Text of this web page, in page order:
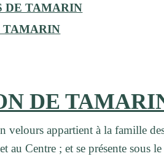
DE TAMARIN
TAMARIN
DE
velours appartient à la famille
au Centre ; et se présente sous